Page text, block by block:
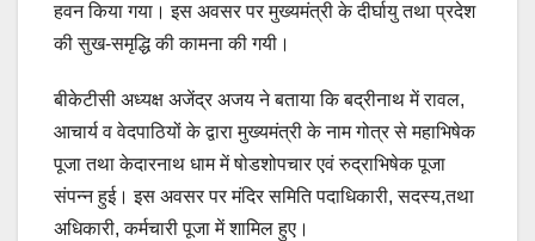
हवन किया गया। इस अवसर पर मुख्यमंत्री के दीर्घायु तथा प्रदेश
की सुख-समृद्धि की कामना की गयी।
बीकेटीसी अध्यक्ष अजेंद्र अजय ने बताया कि बद्रीनाथ में रावल,
आचार्य व वेदपाठियों के द्वारा मुख्यमंत्री के नाम गोत्र से महाभिषेक
पूजा तथा केदारनाथ धाम में षोडशोपचार एवं रुद्राभिषेक पूजा
संपन्न हुई। इस अवसर पर मंदिर समिति पदाधिकारी, सदस्य,तथा
अधिकारी, कर्मचारी पूजा में शामिल हुए।